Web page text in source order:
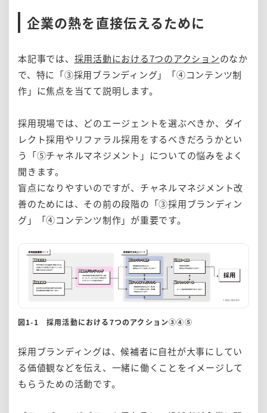
企業の熱を直接伝えるために
本記事では、 採用活動における7つのアクションのなか
で、特に「③採用ブランディング」「④コンテンツ制
作」に焦点を当てて説明します。
採用現場では、どのエージェントを選ぶべきか、ダイ
レクト採用やリファラル採用をするべきだろうかとい
う「⑤チャネルマネジメント」についての悩みをよく
聞きます。
盲点になりやすいのですが、チャネルマネジメント改
善のためには、その前の段階の「③採用ブランディン
グ」「④コンテンツ制作」が重要です。
図1-1 採用活動における7つのアクション③④⑤
採用ブランディングは、候補者に自社が大事にしてい
る価値観などを伝え、一緒に働くことをイメージして
もらうための活動です。